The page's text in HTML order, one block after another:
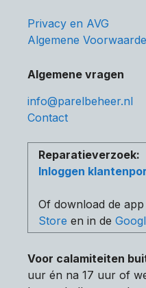
Privacy en AVG
Algemene
Algemene vragen
info@parelbeheer.nl
Contact
Reparatieverzoek:
Inloggen
Of download de app
Store en in de
Voor calamiteiten
uur én na 17 uur of